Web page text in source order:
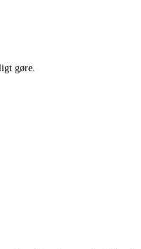
gøre.